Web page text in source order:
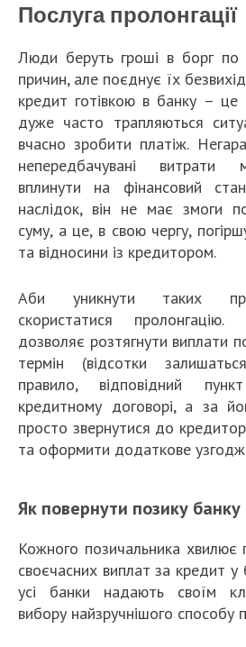
Послуга пролонгації
Люди беруть гроші в борг по
причин, але поєднує їх
кредит готівкою в банку – це
дуже часто трапляються
вчасно зробити платіж.
непередбачувані витрати
вплинути на фінансовий
наслідок, він не має змоги
суму, а це, в свою чергу,
та відносини із кредитором.
Аби уникнути таких
скористатися
дозволяє розтягнути виплати
термін (відсотки
правило, відповідний
кредитному договорі, а за
просто звернутися до
та оформити додаткове
Як повернути позику банку
Кожного позичальника хвилює
своєчасних виплат за кредит
усі банки надають своїм
вибору найзручнішого способу